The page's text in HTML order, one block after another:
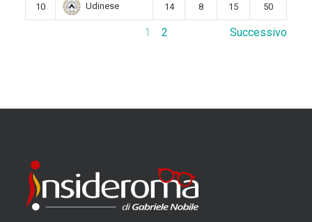
10 Udinese 14 8 15 50
1 2 Successivo